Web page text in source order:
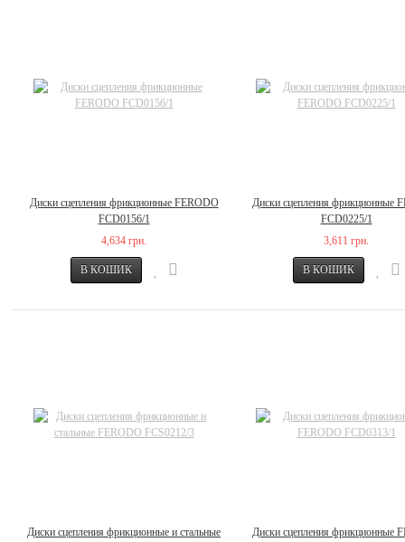
Диски сцепления фрикционные FERODO
FCD0156/1
4,634 грн.
Диски сцепления фрикционные
FCD0225/1
3,611 грн.
Диски сцепления фрикционные и стальные Диски сцепления фрикционные